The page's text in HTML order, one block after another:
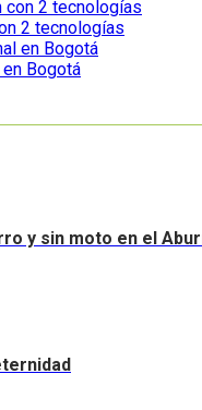
2 tecnologías
Bogotá
y sin moto en el